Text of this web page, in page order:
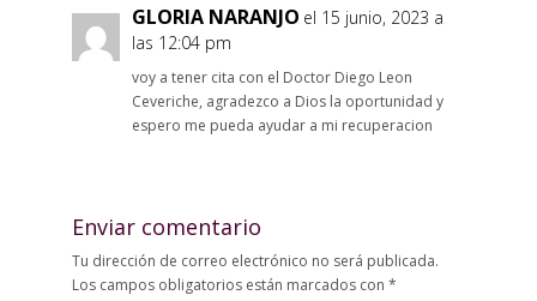
GLORIA NARANJO el 15 junio, 2023 a
las 12:04 pm
voy a tener cita con el Doctor Diego Leon
Ceveriche, agradezco a Dios la oportunidad y
espero me pueda ayudar a mi recuperacion
Enviar comentario
Tu dirección de correo electrónico no será publicada.
Los campos obligatorios están marcados con *